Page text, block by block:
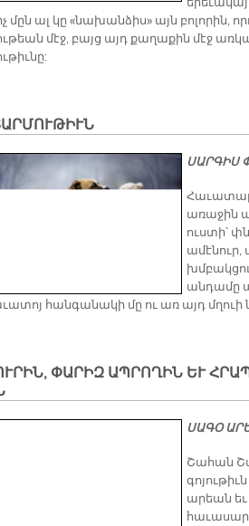
մըն ալ կը «նախանձիս» այն բոլորին,
մէջ, բայց այդ քաղաքին մէջ
ՍԱՐԳԻՍ
առաջին
ուստի՝
անդամը
հանգանակի մը ու առ այդ
ՓԱՐԻԶ ԱՊՐՈՂԻՆ ԵՒ
ՍԱԳՕ
Շահան
արեան եւ